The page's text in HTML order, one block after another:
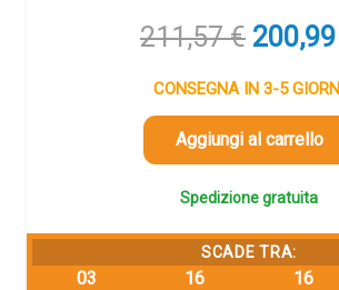
211,57€ Il
era:
211,57
200,99
CONSEGNA IN 3-5 GIORNI
Aggiungi al carrello
Spedizione gratuita
SCADE TRA:
03 16 16